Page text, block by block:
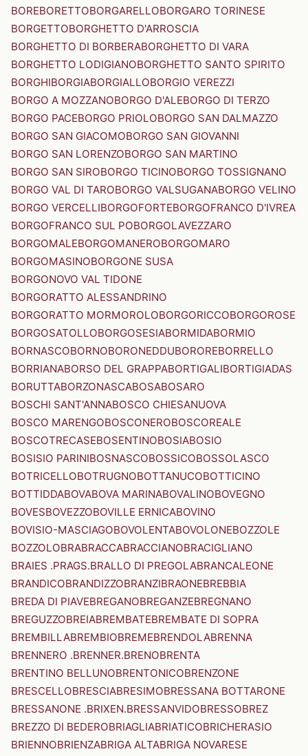
BOREBORETTOBORGARELLOBORGARO TORINESE
BORGETTOBORGHETTO D'ARROSCIA
BORGHETTO DI BORBERABORGHETTO DI VARA
BORGHETTO LODIGIANOBORGHETTO SANTO SPIRITO
BORGHIBORGIABORGIALLOBORGIO VEREZZI
BORGO A MOZZANOBORGO D'ALEBORGO DI TERZO
BORGO PACEBORGO PRIOLOBORGO SAN DALMAZZO
BORGO SAN GIACOMOBORGO SAN GIOVANNI
BORGO SAN LORENZOBORGO SAN MARTINO
BORGO SAN SIROBORGO TICINOBORGO TOSSIGNANO
BORGO VAL DI TAROBORGO VALSUGANABORGO VELINO
BORGO VERCELLIBORGOFORTEBORGOFRANCO D'IVREA
BORGOFRANCO SUL POBORGOLAVEZZARO
BORGOMALEBORGOMANEROBORGOMARO
BORGOMASINOBORGONE SUSA
BORGONOVO VAL TIDONE
BORGORATTO ALESSANDRINO
BORGORATTO MORMOROLOBORGORICCOBORGOROSE
BORGOSATOLLOBORGOSESIABORMIDABORMIO
BORNASCOBORNOBORONEDDUBOROREBORRELLO
BORRIANABORSO DEL GRAPPABORTIGALIBORTIGIADAS
BORUTTABORZONASCABOSABOSARO
BOSCHI SANT'ANNABOSCO CHIESANUOVA
BOSCO MARENGOBOSCONEROBOSCOREALE
BOSCOTRECASEBOSENTINOBOSIABOSIO
BOSISIO PARINIBOSNASCOBOSSICOBOSSOLASCO
BOTRICELLOBOTRUGNOBOTTANUCOBOTTICINO
BOTTIDDABOVABOVA MARINABOVALINOBOVEGNO
BOVESBOVEZZOBOVILLE ERNICABOVINO
BOVISIO-MASCIAGOBOVOLENTABOVOLONEBOZZOLE
BOZZOLOBRABRACCABRACCIANOBRACIGLIANO
BRAIES .PRAGS.BRALLO DI PREGOLABRANCALEONE
BRANDICOBRANDIZZOBRANZIBRAONEBREBBIA
BREDA DI PIAVEBREGANOBREGANZEBREGNANO
BREGUZZOBREIABREMBATEBREMBATE DI SOPRA
BREMBILLABREMBIOBREMEBRENDOLABRENNA
BRENNERO .BRENNER.BRENOBRENTA
BRENTINO BELLUNOBRENTONICOBRENZONE
BRESCELLOBRESCIABRESIMOBRESSANA BOTTARONE
BRESSANONE .BRIXEN.BRESSANVIDOBRESSOBREZ
BREZZO DI BEDEROBRIAGLIABRIATICOBRICHERASIO
BRIENNOBRIENZABRIGA ALTABRIGA NOVARESE